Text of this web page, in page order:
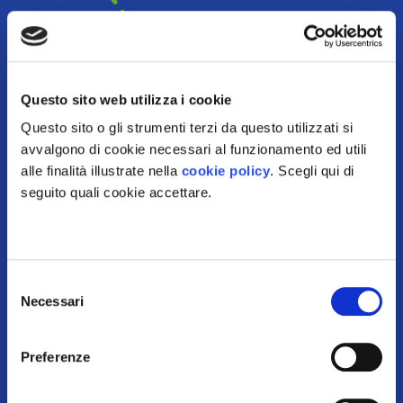
Questo sito web utilizza i cookie
Questo sito o gli strumenti terzi da questo utilizzati si
avvalgono di cookie necessari al funzionamento ed utili
alle finalità illustrate nella cookie policy. Scegli qui di
seguito quali cookie accettare.
delNecessari
Preferenze
Gli obiettivi
In20Amo il Paesaggio è un invito adAmareil
paesaggio, sia esso il nostro paesaggio
In20Amo il Paesaggio è anche un suggerimento
di quello presente e immaginando le forme che